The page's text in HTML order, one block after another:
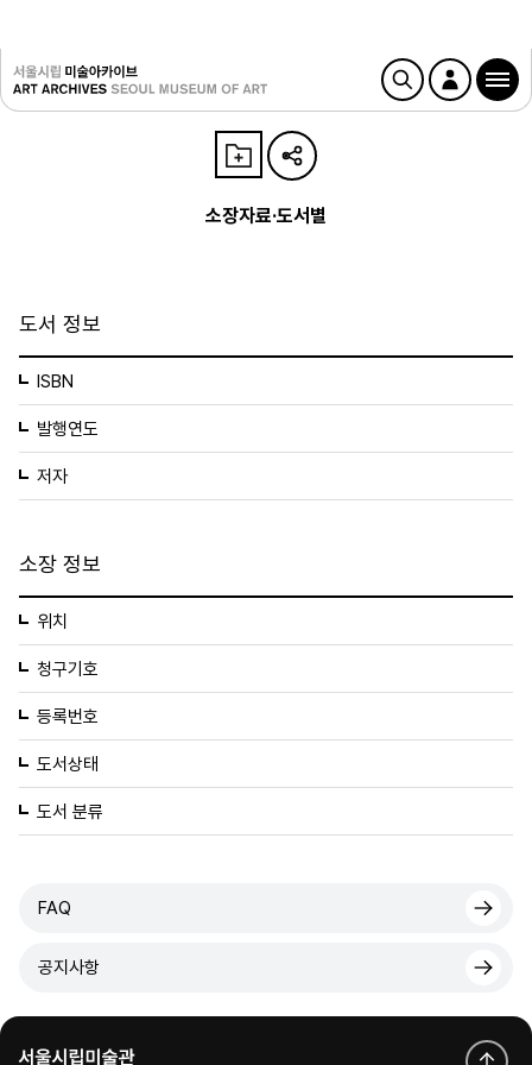
소장자료·도서별
도서 정보
ISBN
발행연도
저자
소장 정보
위치
청구기호
등록번호
도서상태
도서 분류
FAQ
공지사항